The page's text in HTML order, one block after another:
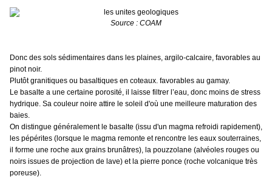
Source : COAM
Donc des sols sédimentaires dans les plaines, argilo-calcaire, favorables au
pinot noir.
Plutôt granitiques ou basaltiques en coteaux. favorables au gamay.
Le basalte a une certaine porosité, il laisse filtrer l’eau, donc moins de stress
hydrique. Sa couleur noire attire le soleil d'où une meilleure maturation des
baies.
On distingue généralement le basalte (issu d'un magma refroidi rapidement),
les pépérites (lorsque le magma remonte et rencontre les eaux souterraines,
il forme une roche aux grains brunâtres), la pouzzolane (alvéoles rouges ou
noirs issues de projection de lave) et la pierre ponce (roche volcanique très
poreuse).